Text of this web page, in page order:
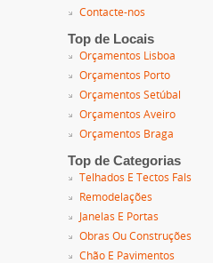
Contacte-nos
Top de Locais
Orçamentos Lisboa
Orçamentos Porto
Orçamentos Setúbal
Orçamentos Aveiro
Orçamentos Braga
Top de Categorias
Telhados E Tectos Fals
Remodelações
Janelas E Portas
Obras Ou Construções
Chão E Pavimentos